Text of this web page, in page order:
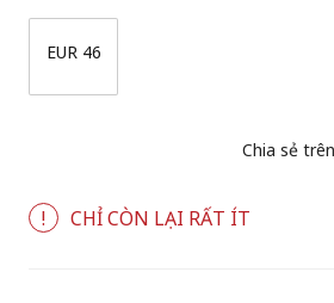
EUR 46
Chia sẻ
CHỈ CÒN LẠI RẤT ÍT